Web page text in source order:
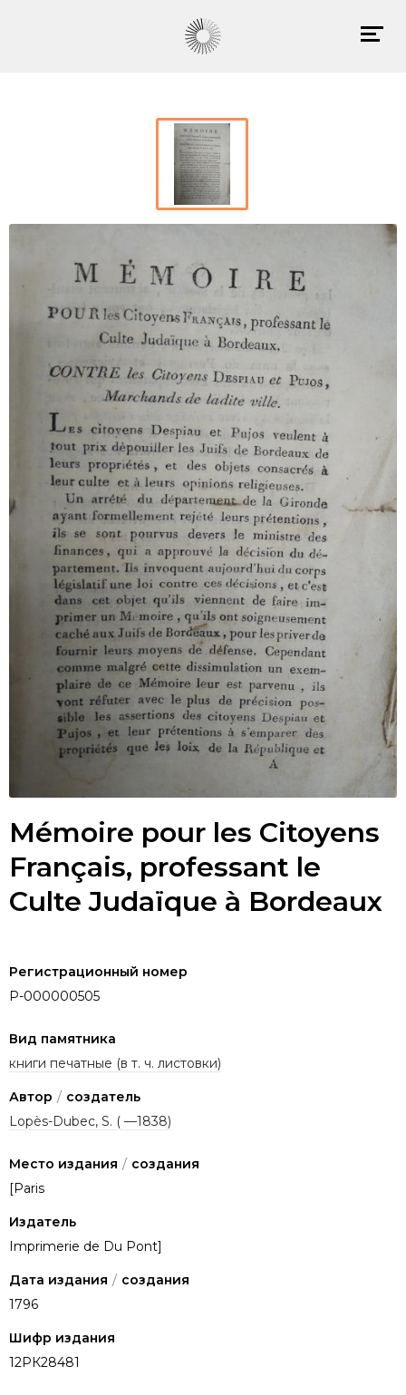
Mémoire pour les Citoyens
Français, professant le
Culte Judaïque à Bordeaux
Регистрационный номер
P-000000505
Вид памятника
книги печатные (в т. ч. листовки)
Автор / создатель
Lopès-Dubec, S. ( —1838)
Место издания / создания
[Paris
Издатель
Imprimerie de Du Pont]
Дата издания / создания
1796
Шифр издания
12РК28481